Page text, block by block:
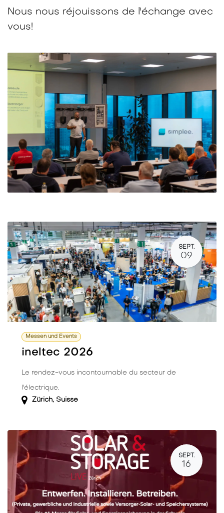
Nous nous réjouissons de l'échange avec
vous!
SEPT.
09
Messen und Events
ineltec 2026
Le rendez-vous incontournable du secteur de
l'électrique.
Zürich, Suisse
SEPT.
16